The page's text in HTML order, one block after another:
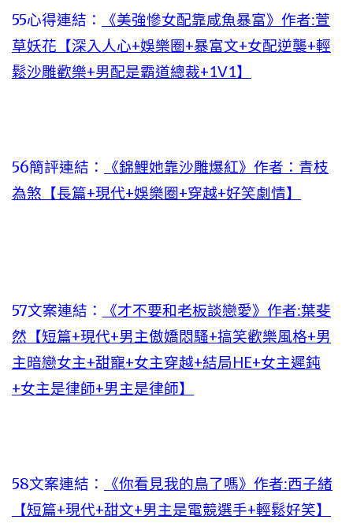
55心得連結：
《美強慘女配靠咸魚暴富》作者:萱
草妖花【深入人心+娛樂圈+暴富文+女配逆襲+輕
鬆沙雕歡樂+男配是霸道總裁+1V1】
56簡評連結：
《錦鯉她靠沙雕爆紅》作者：青枝
為煞【長篇+現代+娛樂圈+穿越+好笑劇情】
57文案連結：
《才不要和老板談戀愛》作者:葉斐
然【短篇+現代+男主傲嬌悶騷+搞笑歡樂風格+男
主暗戀女主+甜寵+女主穿越+結局HE+女主遲鈍
+女主是律師+男主是律師】
58文案連結：
《你看見我的鳥了嗎》作者:西子緒
【短篇+現代+甜文+男主是電競選手+輕鬆好笑】